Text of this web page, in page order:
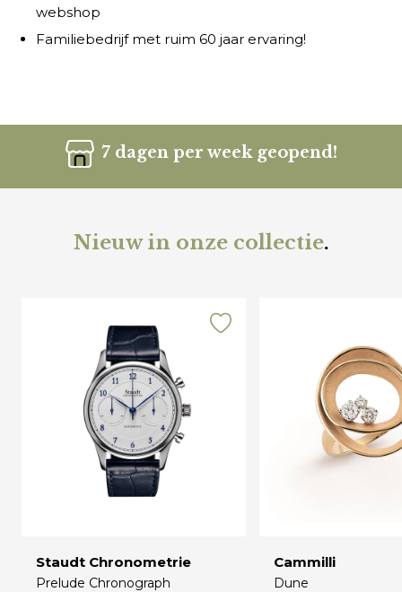
webshop
Familiebedrijf met ruim 60 jaar ervaring!
7 dagen per week geopend!
Nieuw in onze collectie.
Staudt Chronometrie
Prelude Chronograph
Cammilli
Dune